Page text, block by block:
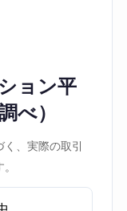
ョン平
べ）
、実際の取引